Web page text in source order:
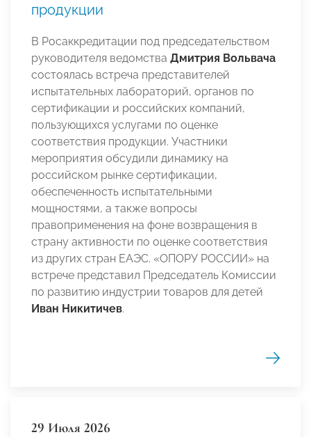
продукции
В Росаккредитации под председательством
руководителя ведомства Дмитрия Вольвача
состоялась встреча представителей
испытательных лабораторий, органов по
сертификации и российских компаний,
пользующихся услугами по оценке
соответствия продукции. Участники
мероприятия обсудили динамику на
российском рынке сертификации,
обеспеченность испытательными
мощностями, а также вопросы
правоприменения на фоне возвращения в
страну активности по оценке соответствия
из других стран ЕАЭС. «ОПОРУ РОССИИ» на
встрече представил Председатель Комиссии
по развитию индустрии товаров для детей
Иван Никитичев.
29 Июля 2026